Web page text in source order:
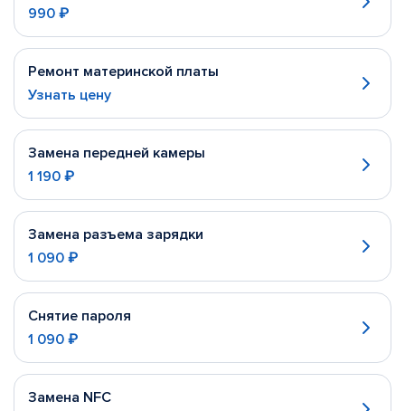
990 ₽
Ремонт материнской платы
Узнать цену
Замена передней камеры
1 190 ₽
Замена разъема зарядки
1 090 ₽
Снятие пароля
1 090 ₽
Замена NFC